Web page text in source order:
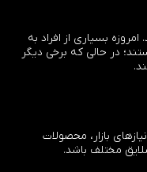
بسیاری از افراد به
در حالی که برخی دیگر
بازار، محصولات
مختلف باشد.